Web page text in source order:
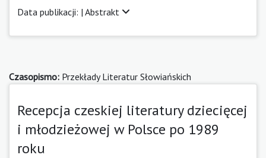
Data publikacji: | Abstrakt
Czasopismo: Przekłady Literatur Słowiańskich
Recepcja czeskiej literatury dziecięcej
i młodzieżowej w Polsce po 1989
roku